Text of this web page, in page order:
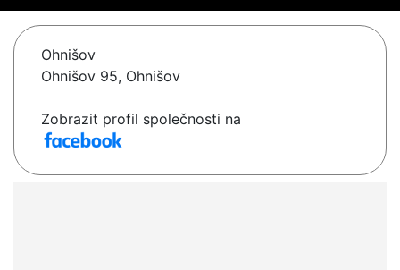
Ohnišov
Ohnišov 95, Ohnišov
Zobrazit profil společnosti na